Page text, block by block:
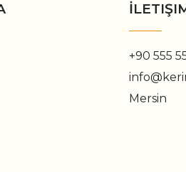
+90 555
Mersin